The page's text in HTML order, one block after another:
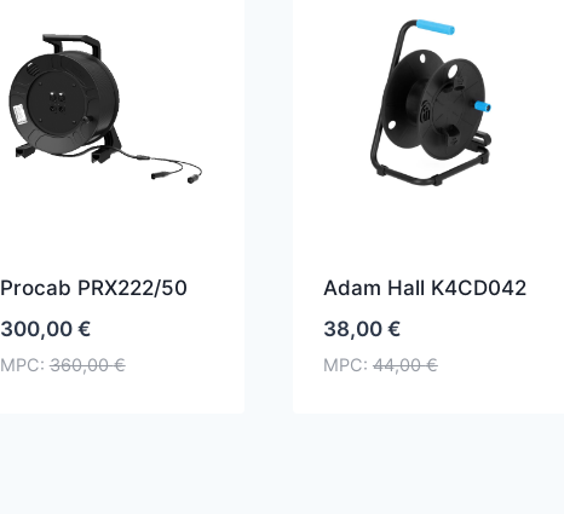
Procab PRX222/50
300,00 €
MPC:360,00€
Adam Hall K4CD042
38,00 €
MPC: 44,00€